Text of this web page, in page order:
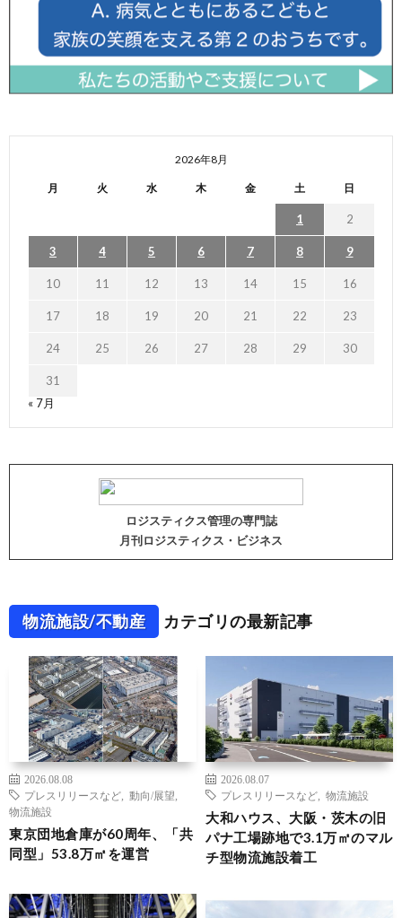
2026年8月
月 火 水 木 金 土 日
1 2
3 4 5 6 7 8 9
10 11 12 13 14 15 16
17 18 19 20 21 22 23
24 25 26 27 28 29 30
31
« 7月
ロジスティクス管理の専門誌
月刊ロジスティクス・ビジネス
物流施設/不動産 カテゴリの最新記事
2026.08.08
プレスリリースなど
動向/展望
物流施設
東京団地倉庫が60周年、「共
同型」53.8万㎡を運営
2026.08.07
プレスリリースなど
物流施設
大和ハウス、大阪・茨木の旧
パナ工場跡地で3.1万㎡のマル
チ型物流施設着工